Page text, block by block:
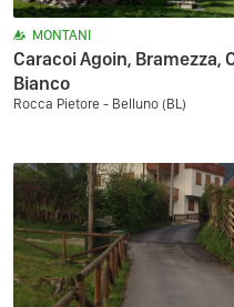
MONTANI
Caracoi Agoin, Bramezza,
Bianco
Rocca Pietore - Belluno (BL)